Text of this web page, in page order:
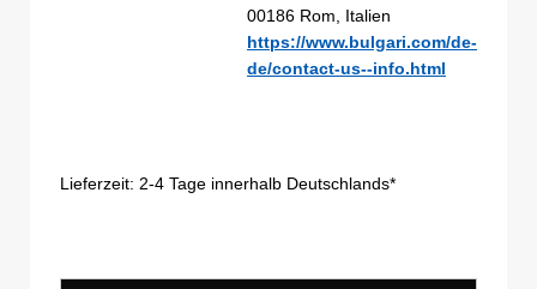
00186 Rom, Italien
https://www.bulgari.com/de-
de/contact-us--info.html
Lieferzeit: 2-4 Tage innerhalb Deutschlands*